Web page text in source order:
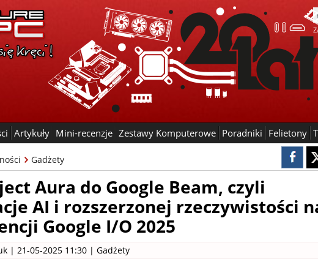
Artykuły Mini-recenzje Zestawy Komputerowe Poradniki Felietony
Gadżety
Aura do Google Beam, czyli
AI i rozszerzonej rzeczywistości
Google I/O 2025
| 21-05-2025 11:30 | Gadżety